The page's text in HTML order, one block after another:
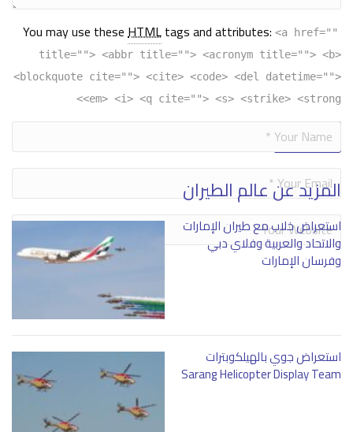
You may use theseHTMLtags and attributes: <a href=""
title=""> <abbr title=""> <acronym title=""> <b>
<blockquote cite=""> <cite> <code> <del datetime="">
<em> <i> <q cite=""> <s> <strike> <strong>
Alternative:
المزيد عن عالم الطيران
استعراض خلاب مع طيران الإمارات
والاتحاد والعربية وفلاي دبي
وفرسان الإمارات
استعراض جوي بالهيلكوبترات
Sarang Helicopter Display Team